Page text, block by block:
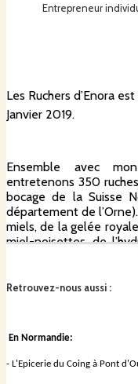
Entrepreneur
Les Ruchers d’Enora
Janvier 2019.
Ensemble avec
entretenons 350
bocage de la Suisse
département de
miels, de la gelée
miel-noisettes, de
royale respecte le
essaims d’abeilles.
Nos miels sont
toutes leurs valeurs
Retrouvez-nous aussi :
En Normandie:
- L'Epicerie du Coing à Pont